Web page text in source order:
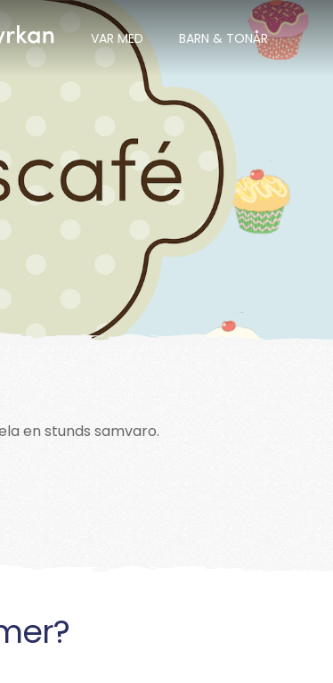
VAR MED BARN & TONÅR
en stunds samvaro.